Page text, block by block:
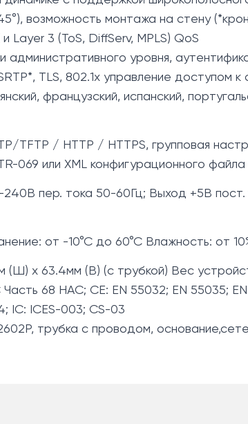
возможность монтажа на стену
Layer 3 (ToS, DiffServ, MPLS) QoS
административного уровня,
TLS, 802.1x управление доступом к
французский, испанский,
TFTP / HTTP / HTTPS, групповая
069 или XML конфигурационного
пер. тока 50-60Гц; Выход +5В пост.
от -10°C до 60°C Влажность: от
(Ш) x 63.4мм (В) (с трубкой) Вес
68 HAC; CE: EN 55032; EN 55035;
IC: ICES-003; CS-03
трубка с проводом,